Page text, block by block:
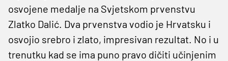
osvojene medalje na Svjetskom prvenstvu
Zlatko Dalić. Dva prvenstva vodio je Hrvatsku i
osvojio srebro i zlato, impresivan rezultat. No i u
trenutku kad se ima puno pravo dičiti učinjenim